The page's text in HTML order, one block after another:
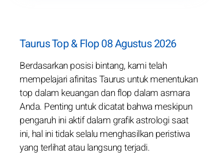
Taurus Top & Flop 08 Agustus 2026
Berdasarkan posisi bintang, kami telah
mempelajari afinitas Taurus untuk menentukan
top dalam keuangan dan flop dalam asmara
Anda. Penting untuk dicatat bahwa meskipun
pengaruh ini aktif dalam grafik astrologi saat
ini, hal ini tidak selalu menghasilkan peristiwa
yang terlihat atau langsung terjadi.